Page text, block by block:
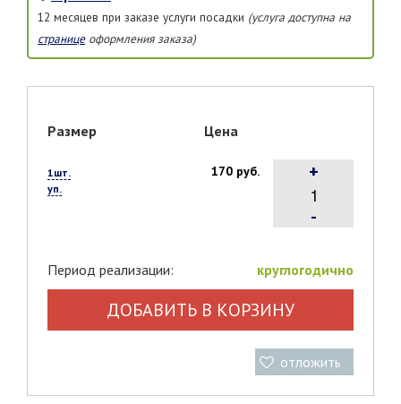
12 месяцев при заказе услуги посадки (услуга доступна на
страницеоформления заказа)
Размер Цена
1шт.
уп.
170 руб.
-
+
Период реализации: круглогодично
ДОБАВИТЬ В КОРЗИНУ
отложить